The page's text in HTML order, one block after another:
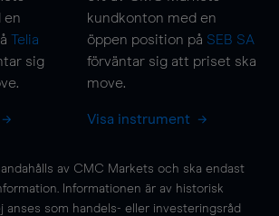
en
Telia
sig
.
kundkonton med en
öppen position på SEB SA
förväntar sig att priset ska
move.
Visa instrument
av CMC Markets och ska endast
Informationen är av historisk
anses som handels- eller investeringsråd